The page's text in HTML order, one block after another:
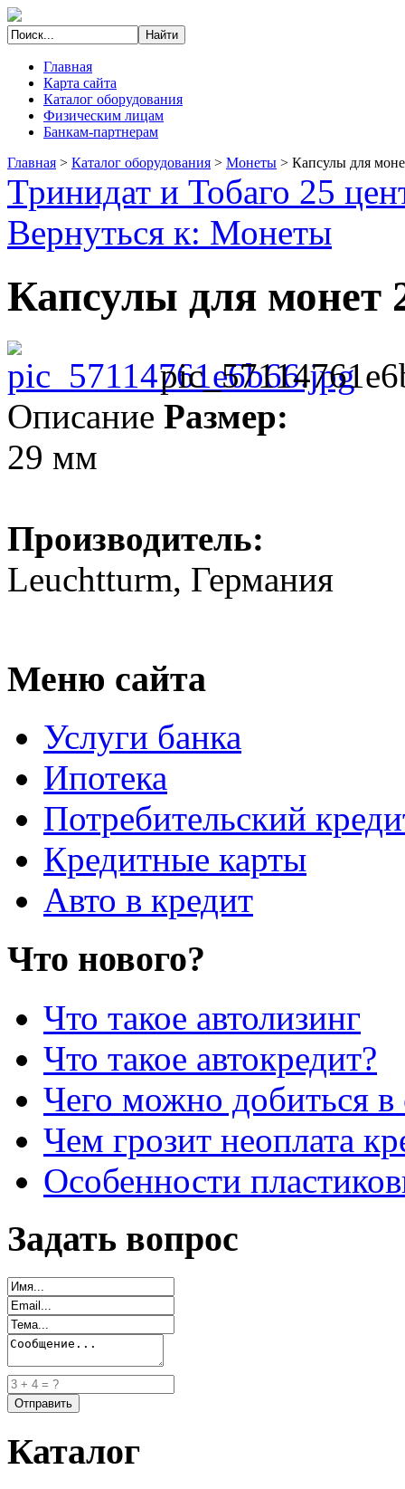
Главная
Карта сайта
Каталог оборудования
Физическим лицам
Банкам-партнерам
Главная > Каталог оборудования > Монеты > Капсулы для
Тринидат и Тобаго 25
Вернуться к: Монеты
Капсулы для монет
Описание Размер:
29 мм
Производитель:
Leuchtturm, Германия
Меню сайта
Услуги банка
Ипотека
Потребительский
Кредитные карты
Авто в кредит
Что нового?
Что такое автолизинг
Что такое автокредит?
Чего можно добиться в
Чем грозит неоплата
Особенности
Задать вопрос
Каталог